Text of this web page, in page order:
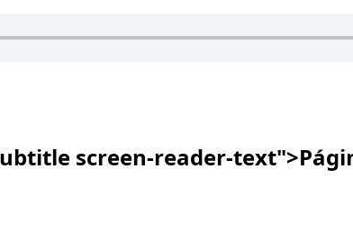
screen-reader-